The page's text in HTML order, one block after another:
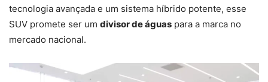
tecnologia avançada e um sistema híbrido potente, esse
SUV promete ser um divisor de águas para a marca no
mercado nacional.